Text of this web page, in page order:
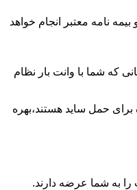
نامه معتبر انجام خواهد
که شما با وانت بار نظام
حمل ساید هستند،بهره
را به شما عرضه دارند.